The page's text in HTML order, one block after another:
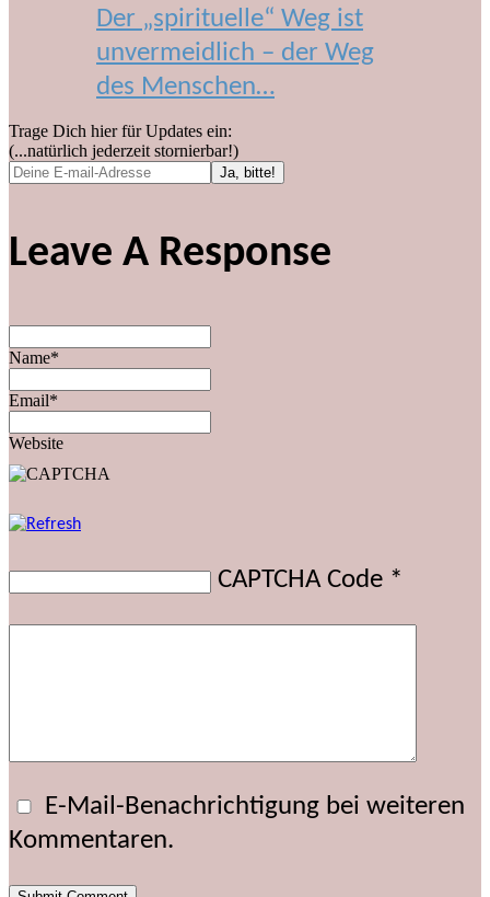
Der „spirituelle“ Weg ist
unvermeidlich – der Weg
des Menschen…
Trage Dich hier für Updates ein:
(...natürlich jederzeit stornierbar!)
Leave A Response
Name*
Email*
Website
CAPTCHA Code *
E-Mail-Benachrichtigung bei weiteren
Kommentaren.